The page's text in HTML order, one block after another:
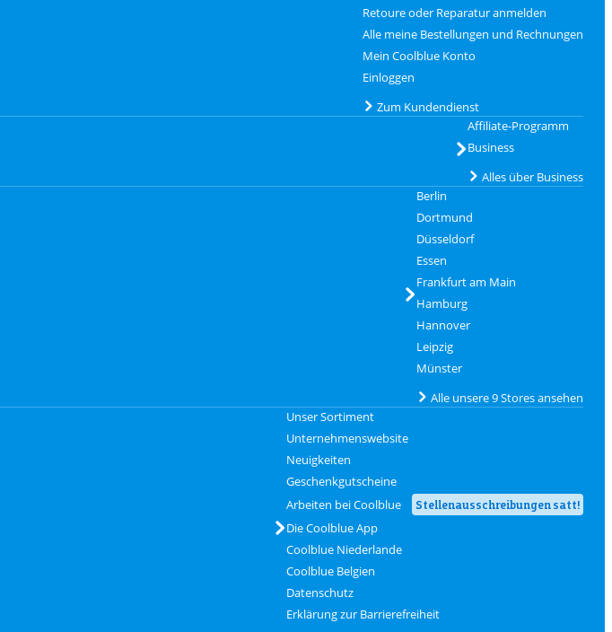
Retoure oder Reparatur anmelden
Alle meine Bestellungen und Rechnungen
Mein Coolblue Konto
Einloggen
Zum Kundendienst
Affiliate-Programm
Business
Alles über Business
Berlin
Dortmund
Düsseldorf
Essen
Frankfurt am Main
Hamburg
Hannover
Leipzig
Münster
Alle unsere 9 Stores ansehen
Unser Sortiment
Unternehmenswebsite
Neuigkeiten
Geschenkgutscheine
Arbeiten bei Coolblue
Stellenausschreibungen satt!
Die Coolblue App
Coolblue Niederlande
Coolblue Belgien
Datenschutz
Erklärung zur Barrierefreiheit